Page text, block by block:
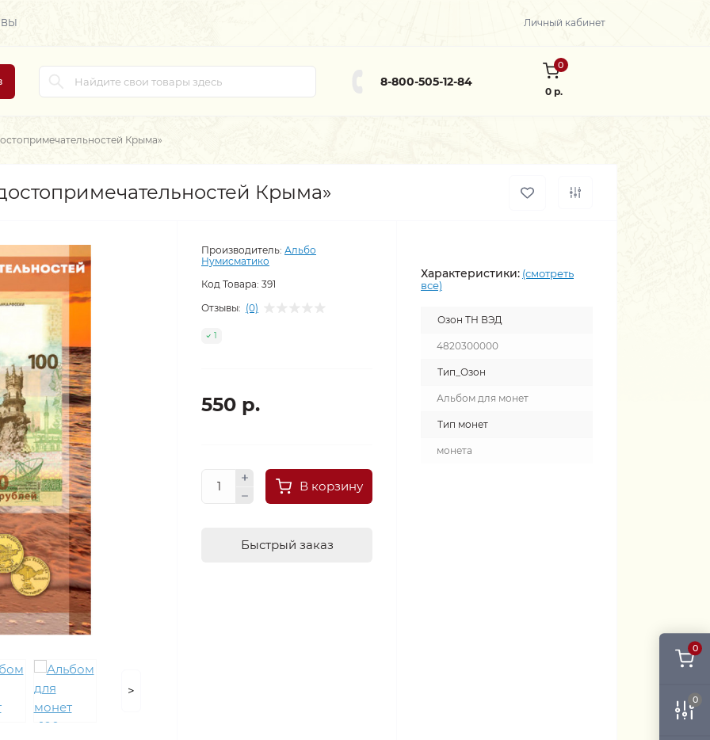
0
0
Личный кабинет
8-800-505-12-84
0
0 р.
Крыма»
Крыма»
>
Производитель: Альбо
Нумисматико
Код Товара: 391
Отзывы: (0)
1
550 р.
В корзину
Быстрый заказ
Характеристики: (смотреть
все)
Озон ТН ВЭД
4820300000
Тип_Озон
Альбом для монет
Тип монет
монета